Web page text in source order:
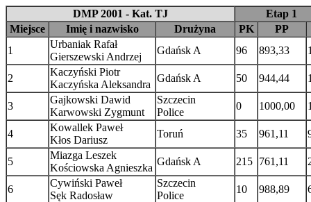
DMP 2001 - Kat. TJ
Etap 1
Miejsce
Imię i nazwisko Drużyna PK
PP
1
Urbaniak Rafał
Gierszewski Andrzej
Gdańsk A 96 893,33
2
Kaczyński Piotr
Kaczyńska Aleksandra
Gdańsk A 50 944,44
3
Gajkowski Dawid
Karwowski Zygmunt
Szczecin
Police
0 1000,00
4
Kowallek Paweł
Kłos Dariusz
Toruń 35 961,11
5
Miazga Leszek
Kościowska Agnieszka
Gdańsk A 215 761,11
6
Cywiński Paweł
Sęk Radosław
Szczecin
Police
10 988,89